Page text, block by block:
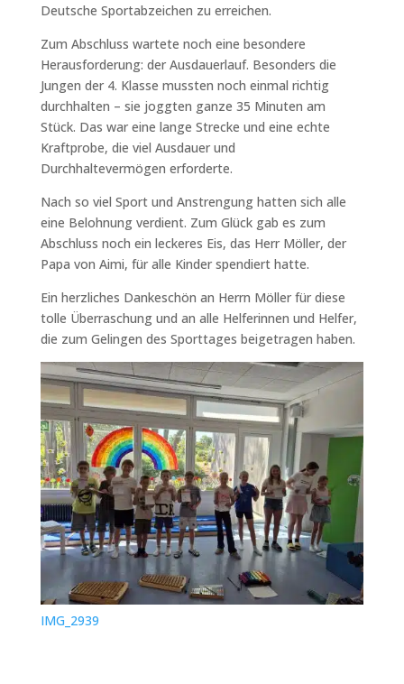
Deutsche Sportabzeichen zu erreichen.
Zum Abschluss wartete noch eine besondere
Herausforderung: der Ausdauerlauf. Besonders die
Jungen der 4. Klasse mussten noch einmal richtig
durchhalten – sie joggten ganze 35 Minuten am
Stück. Das war eine lange Strecke und eine echte
Kraftprobe, die viel Ausdauer und
Durchhaltevermögen erforderte.
Nach so viel Sport und Anstrengung hatten sich alle
eine Belohnung verdient. Zum Glück gab es zum
Abschluss noch ein leckeres Eis, das Herr Möller, der
Papa von Aimi, für alle Kinder spendiert hatte.
Ein herzliches Dankeschön an Herrn Möller für diese
tolle Überraschung und an alle Helferinnen und Helfer,
die zum Gelingen des Sporttages beigetragen haben.
IMG_2939